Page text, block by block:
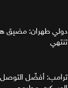
دولي طهران: مضيق
تنتهي
ترامب: أفضّل التوصل